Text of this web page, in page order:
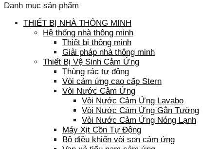
Danh mục sản phẩm
THIẾT BỊ NHÀ THÔNG MINH
Hệ thống nhà thông minh
Thiết bị thông minh
Giải pháp nhà thông minh
Thiết Bị Vệ Sinh Cảm Ứng
Thùng rác tự động
Vòi cảm ứng cao cấp Stern
Vòi Nước Cảm Ứng
Vòi Nước Cảm Ứng Lavabo
Vòi Nước Cảm Ứng Gắn Tường
Vòi Nước Cảm Ứng Nóng Lạnh
Máy Xịt Cồn Tự Động
Bộ điều khiển vòi sen cảm ứng